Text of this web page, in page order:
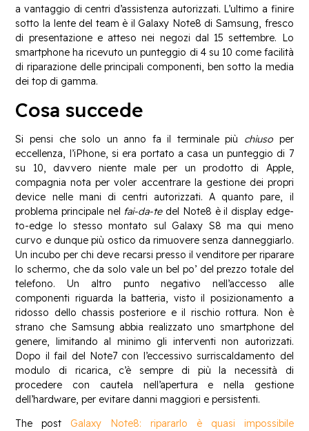
a vantaggio di centri d’assistenza autorizzati. L’ultimo a finire
sotto la lente del team è il Galaxy Note8 di Samsung, fresco
di presentazione e atteso nei negozi dal 15 settembre. Lo
smartphone ha ricevuto un punteggio di 4 su 10 come facilità
di riparazione delle principali componenti, ben sotto la media
dei top di gamma.
Cosa succede
Si pensi che solo un anno fa il terminale più chiuso per
eccellenza, l’iPhone, si era portato a casa un punteggio di 7
su 10, davvero niente male per un prodotto di Apple,
compagnia nota per voler accentrare la gestione dei propri
device nelle mani di centri autorizzati. A quanto pare, il
problema principale nel fai-da-te del Note8 è il display edge-
to-edge lo stesso montato sul Galaxy S8 ma qui meno
curvo e dunque più ostico da rimuovere senza danneggiarlo.
Un incubo per chi deve recarsi presso il venditore per riparare
lo schermo, che da solo vale un bel po’ del prezzo totale del
telefono. Un altro punto negativo nell’accesso alle
componenti riguarda la batteria, visto il posizionamento a
ridosso dello chassis posteriore e il rischio rottura. Non è
strano che Samsung abbia realizzato uno smartphone del
genere, limitando al minimo gli interventi non autorizzati.
Dopo il fail del Note7 con l’eccessivo surriscaldamento del
modulo di ricarica, c’è sempre di più la necessità di
procedere con cautela nell’apertura e nella gestione
dell’hardware, per evitare danni maggiori e persistenti.
The post Galaxy Note8: ripararlo è quasi impossibile